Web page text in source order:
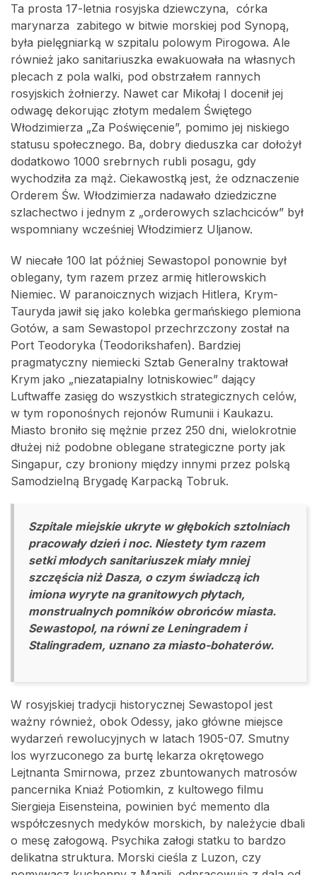
Ta prosta 17-letnia rosyjska dziewczyna, córka
marynarza zabitego w bitwie morskiej pod Synopą,
była pielęgniarką w szpitalu polowym Pirogowa. Ale
również jako sanitariuszka ewakuowała na własnych
plecach z pola walki, pod obstrzałem rannych
rosyjskich żołnierzy. Nawet car Mikołaj I docenił jej
odwagę dekorując złotym medalem Świętego
Włodzimierza „Za Poświęcenie”, pomimo jej niskiego
statusu społecznego. Ba, dobry dieduszka car dołożył
dodatkowo 1000 srebrnych rubli posagu, gdy
wychodziła za mąż. Ciekawostką jest, że odznaczenie
Orderem Św. Włodzimierza nadawało dziedziczne
szlachectwo i jednym z „orderowych szlachciców” był
wspomniany wcześniej Włodzimierz Uljanow.
W niecałe 100 lat później Sewastopol ponownie był
oblegany, tym razem przez armię hitlerowskich
Niemiec. W paranoicznych wizjach Hitlera, Krym-
Tauryda jawił się jako kolebka germańskiego plemiona
Gotów, a sam Sewastopol przechrzczony został na
Port Teodoryka (Teodorikshafen). Bardziej
pragmatyczny niemiecki Sztab Generalny traktował
Krym jako „niezatapialny lotniskowiec” dający
Luftwaffe zasięg do wszystkich strategicznych celów,
w tym roponośnych rejonów Rumunii i Kaukazu.
Miasto broniło się mężnie przez 250 dni, wielokrotnie
dłużej niż podobne oblegane strategiczne porty jak
Singapur, czy broniony między innymi przez polską
Samodzielną Brygadę Karpacką Tobruk.
Szpitale miejskie ukryte w głębokich sztolniach
pracowały dzień i noc. Niestety tym razem
setki młodych sanitariuszek miały mniej
szczęścia niż Dasza, o czym świadczą ich
imiona wyryte na granitowych płytach,
monstrualnych pomników obrońców miasta.
Sewastopol, na równi ze Leningradem i
Stalingradem, uznano za miasto-bohaterów.
W rosyjskiej tradycji historycznej Sewastopol jest
ważny również, obok Odessy, jako główne miejsce
wydarzeń rewolucyjnych w latach 1905-07. Smutny
los wyrzuconego za burtę lekarza okrętowego
Lejtnanta Smirnowa, przez zbuntowanych matrosów
pancernika Kniaź Potiomkin, z kultowego filmu
Siergieja Eisensteina, powinien być memento dla
współczesnych medyków morskich, by należycie dbali
o mesę załogową. Psychika załogi statku to bardzo
delikatna struktura. Morski cieśla z Luzon, czy